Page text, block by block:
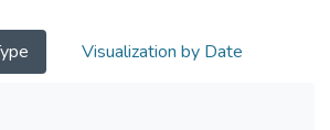
於這種關係範疇內的經濟交易，還會運
定媒介來确認並促進交易的進行，這個
Visualization by Date